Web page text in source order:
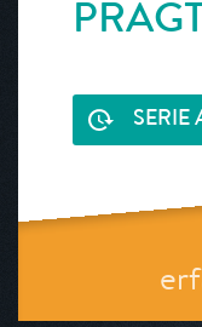
PRÄGT
SERIE